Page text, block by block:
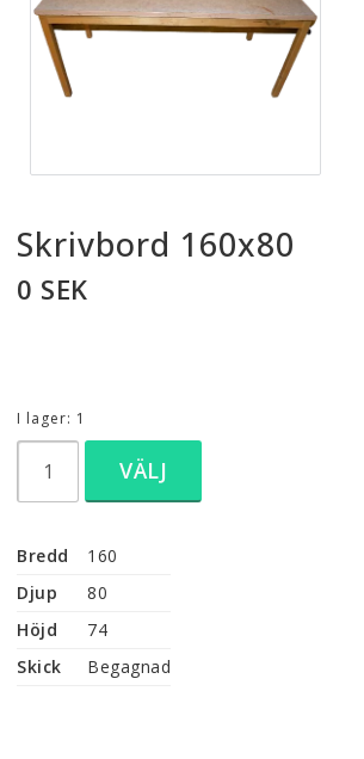
Skrivbord 160x80
0 SEK
I lager: 1
VÄLJ
Bredd
160
Djup
80
Höjd
74
Skick
Begagnad